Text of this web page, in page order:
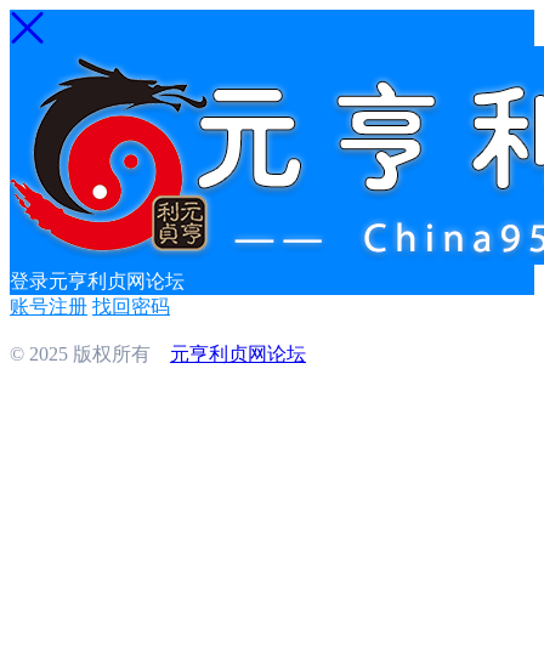
登录元亨利贞网论坛
账号注册 找回密码
© 2025 版权所有 元亨利贞网论坛